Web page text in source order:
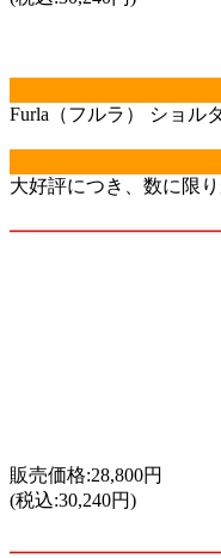
Furla（フルラ） ショル
大好評につき、数に限
販売価格:28,800円
(税込:30,240円)